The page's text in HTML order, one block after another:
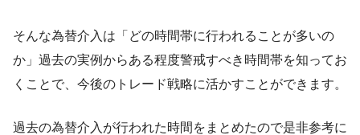
そんな為替介入は「どの時間帯に行われることが多いの
か」過去の実例からある程度警戒すべき時間帯を知ってお
くことで、今後のトレード戦略に活かすことができます。
過去の為替介入が行われた時間をまとめたので是非参考に